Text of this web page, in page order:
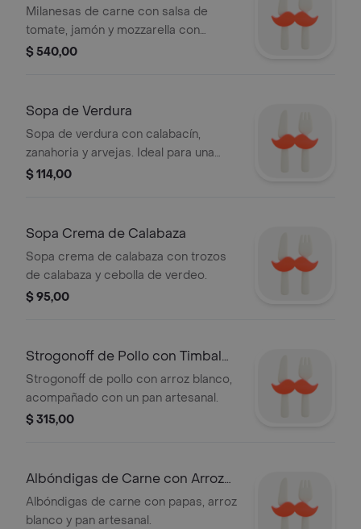
Guarnición
Milanesas de carne con salsa de
tomate, jamón y mozzarella con
guarnición a elección y pan artesanal.
$ 540,00
Sopa de Verdura
Sopa de verdura con calabacín,
zanahoria y arvejas. Ideal para una
comida ligera.
$ 114,00
Sopa Crema de Calabaza
Sopa crema de calabaza con trozos
de calabaza y cebolla de verdeo.
$ 95,00
Strogonoff de Pollo con Timbal
de Arroz
Strogonoff de pollo con arroz blanco,
acompañado con un pan artesanal.
$ 315,00
Albóndigas de Carne con Arroz
Blanco
Albóndigas de carne con papas, arroz
blanco y pan artesanal.